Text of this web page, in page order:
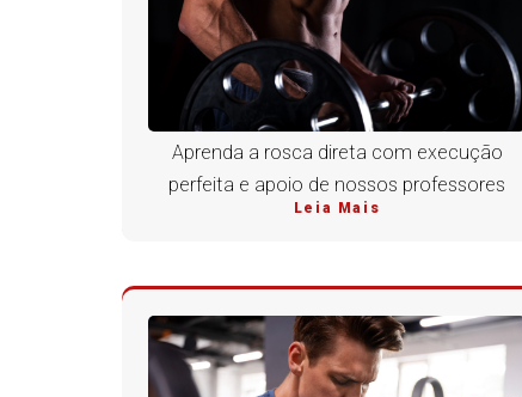
Aprenda a rosca direta com execução
perfeita e apoio de nossos professores
Leia Mais